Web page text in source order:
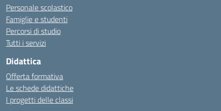
Personale scolastico
Famiglie e studenti
Percorsi di studio
Tutti i servizi
Didattica
Offerta formativa
Le schede didattiche
I progetti delle classi